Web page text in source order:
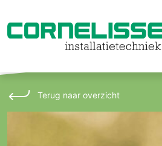
Terug naar overzicht